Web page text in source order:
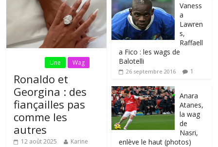
Une Wag
Ronaldo et
Georgina : des
fiançailles pas
comme les
autres
12 août 2025
Karine
Vaness
a
Lawren
s,
Raffaell
a Fico : les wags de
Balotelli
26 septembre 2016 1
Anara
Atanes,
la wag
de
Nasri,
enlève le haut (photos)